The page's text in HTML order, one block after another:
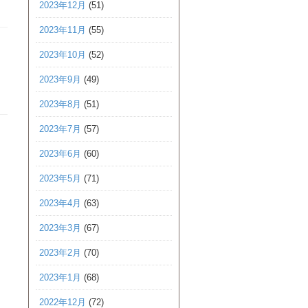
2023年12月 (51)
2023年11月 (55)
2023年10月 (52)
2023年9月 (49)
2023年8月 (51)
2023年7月 (57)
2023年6月 (60)
2023年5月 (71)
2023年4月 (63)
2023年3月 (67)
2023年2月 (70)
2023年1月 (68)
2022年12月 (72)